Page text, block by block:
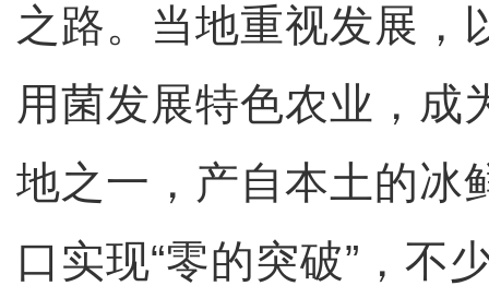
之路。当地重视发展，
用菌发展特色农业，成
地之一，产自本土的冰
口实现“零的突破”，不